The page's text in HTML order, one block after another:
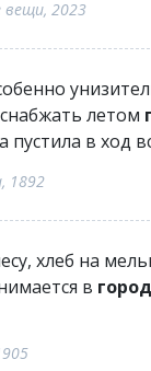
вещи, 2023
летом
в ход
1892
хлеб на
в